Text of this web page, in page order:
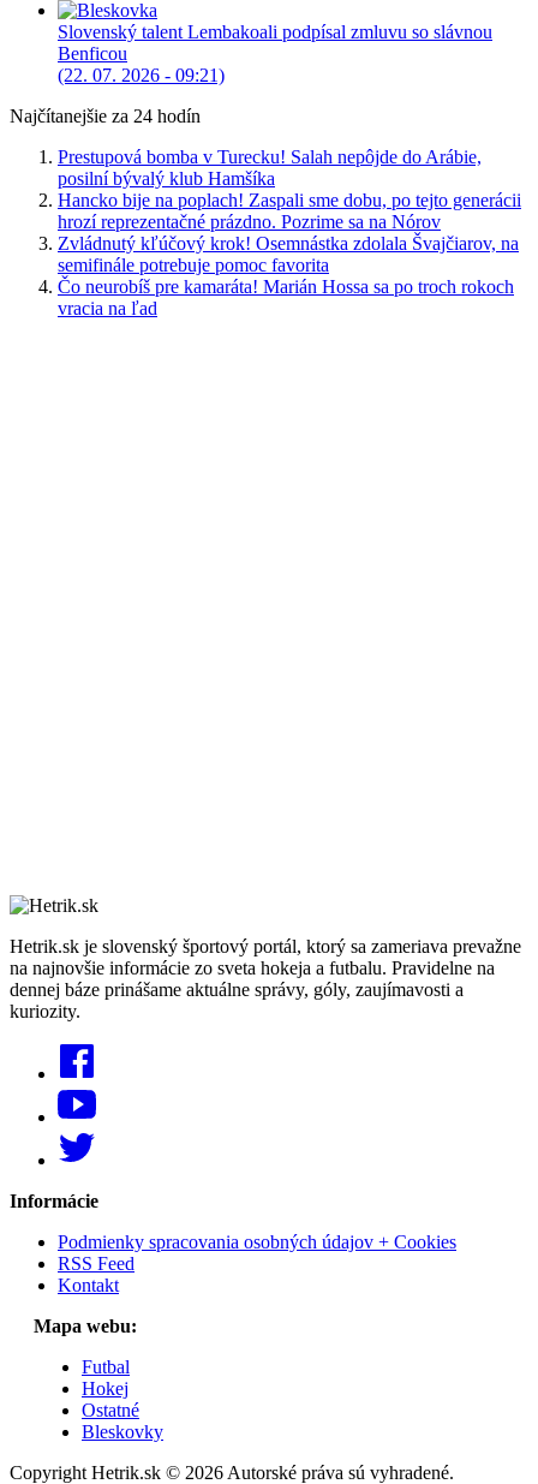
Slovenský talent Lembakoali podpísal zmluvu so slávnou
Benficou
(22. 07. 2026 - 09:21)
Najčítanejšie za 24 hodín
Prestupová bomba v Turecku! Salah nepôjde do Arábie,
posilní bývalý klub Hamšíka
Hancko bije na poplach! Zaspali sme dobu, po tejto generácii
hrozí reprezentačné prázdno. Pozrime sa na Nórov
Zvládnutý kľúčový krok! Osemnástka zdolala Švajčiarov, na
semifinále potrebuje pomoc favorita
Čo neurobíš pre kamaráta! Marián Hossa sa po troch rokoch
vracia na ľad
Hetrik.sk je slovenský športový portál, ktorý sa zameriava prevažne
na najnovšie informácie zo sveta hokeja a futbalu. Pravidelne na
dennej báze prinášame aktuálne správy, góly, zaujímavosti a
kuriozity.
Informácie
Podmienky spracovania osobných údajov + Cookies
RSS Feed
Kontakt
Mapa webu:
Futbal
Hokej
Ostatné
Bleskovky
Copyright Hetrik.sk © 2026 Autorské práva sú vyhradené.